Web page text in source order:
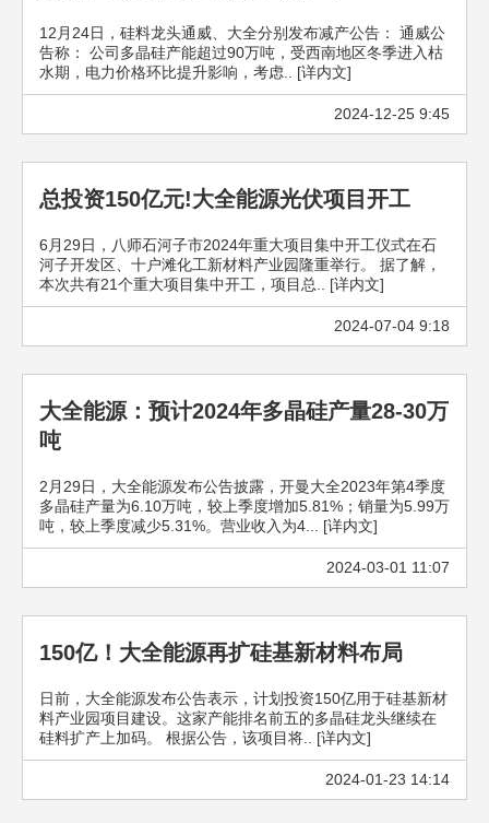
12月24日，硅料龙头通威、大全分别发布减产公告： 通威公
告称： 公司多晶硅产能超过90万吨，受西南地区冬季进入枯
水期，电力价格环比提升影响，考虑.. [详内文]
2024-12-25 9:45
总投资150亿元!大全能源光伏项目开工
6月29日，八师石河子市2024年重大项目集中开工仪式在石
河子开发区、十户滩化工新材料产业园隆重举行。 据了解，
本次共有21个重大项目集中开工，项目总.. [详内文]
2024-07-04 9:18
大全能源：预计2024年多晶硅产量28-30万
吨
2月29日，大全能源发布公告披露，开曼大全2023年第4季度
多晶硅产量为6.10万吨，较上季度增加5.81%；销量为5.99万
吨，较上季度减少5.31%。营业收入为4... [详内文]
2024-03-01 11:07
150亿！大全能源再扩硅基新材料布局
日前，大全能源发布公告表示，计划投资150亿用于硅基新材
料产业园项目建设。这家产能排名前五的多晶硅龙头继续在
硅料扩产上加码。 根据公告，该项目将.. [详内文]
2024-01-23 14:14